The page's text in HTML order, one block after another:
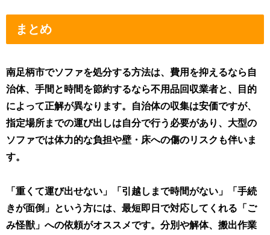
まとめ
南足柄市でソファを処分する方法は、費用を抑えるなら自
治体、手間と時間を節約するなら不用品回収業者と、目的
によって正解が異なります。自治体の収集は安価ですが、
指定場所までの運び出しは自分で行う必要があり、大型の
ソファでは体力的な負担や壁・床への傷のリスクも伴いま
す。
「重くて運び出せない」「引越しまで時間がない」「手続
きが面倒」という方には、最短即日で対応してくれる「ご
み怪獣」への依頼がオススメです。分別や解体、搬出作業